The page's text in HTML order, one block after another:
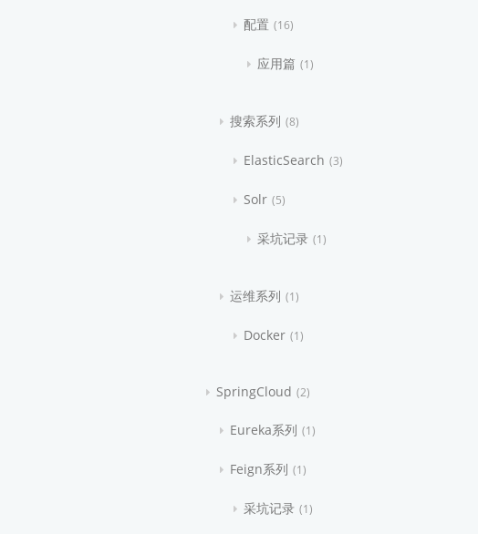
配置 16
应用篇 1
搜索系列 8
ElasticSearch 3
Solr 5
采坑记录 1
运维系列 1
Docker 1
SpringCloud 2
Eureka系列 1
Feign系列 1
采坑记录 1